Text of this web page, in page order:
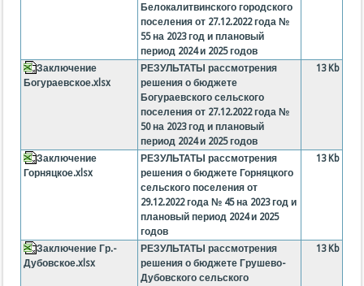
Белокалитвинского городского
поселения от 27.12.2022 года №
55 на 2023 год и плановый
период 2024 и 2025 годов
Заключение
Богураевское.xlsx
РЕЗУЛЬТАТЫ рассмотрения
решения о бюджете
Богураевского сельского
поселения от 27.12.2022 года №
50 на 2023 год и плановый
период 2024 и 2025 годов
13 Kb
Заключение
Горняцкое.xlsx
РЕЗУЛЬТАТЫ рассмотрения
решения о бюджете Горняцкого
сельского поселения от
29.12.2022 года № 45 на 2023 год и
плановый период 2024 и 2025
годов
13 Kb
Заключение Гр.-
Дубовское.xlsx
РЕЗУЛЬТАТЫ рассмотрения
решения о бюджете Грушево-
Дубовского сельского
13 Kb